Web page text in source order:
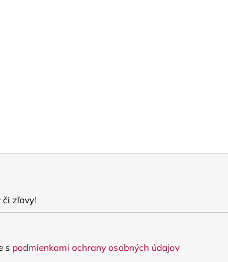
či zľavy!
s podmienkami ochrany osobných údajov